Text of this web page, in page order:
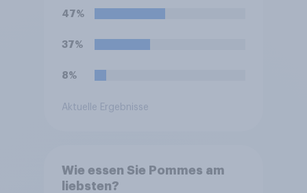
ein?
47%
37%
8%
Aktuelle Ergebnisse
Wie essen Sie Pommes am
liebsten?